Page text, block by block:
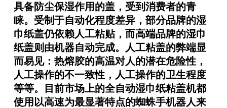
具备防尘保湿作用的盖，受到消费者的青
睐。受制于自动化程度差异，部分品牌的湿
巾纸盖仍依赖人工粘贴，而高端品牌的湿巾
纸盖则由机器自动完成。人工粘盖的弊端显
而易见：热熔胶的高温对人的潜在危险性，
人工操作的不一致性，人工操作的卫生程度
等等。目前市场上的全自动湿巾纸粘盖机都
使用以高速为最显著特点的蜘蛛手机器人来